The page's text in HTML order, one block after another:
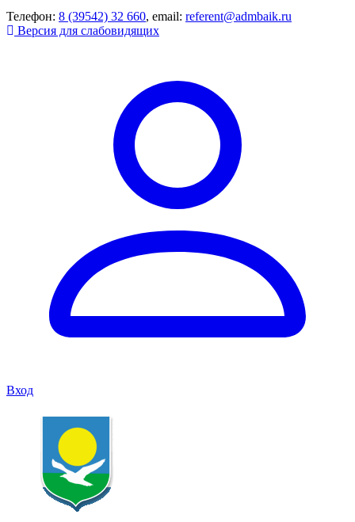
Телефон: 8 (39542) 32 660, email: referent@admbaik.ru
Версия для слабовидящих
Вход